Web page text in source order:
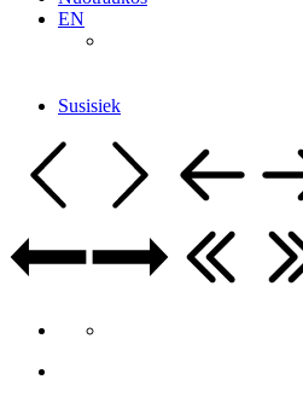
EN
Susisiek